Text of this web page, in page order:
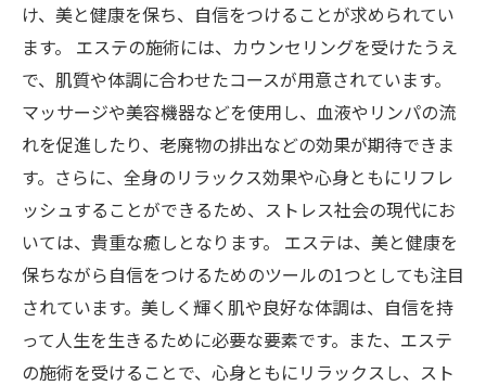
け、美と健康を保ち、自信をつけることが求められてい
ます。 エステの施術には、カウンセリングを受けたうえ
で、肌質や体調に合わせたコースが用意されています。
マッサージや美容機器などを使用し、血液やリンパの流
れを促進したり、老廃物の排出などの効果が期待できま
す。さらに、全身のリラックス効果や心身ともにリフレ
ッシュすることができるため、ストレス社会の現代にお
いては、貴重な癒しとなります。 エステは、美と健康を
保ちながら自信をつけるためのツールの1つとしても注目
されています。美しく輝く肌や良好な体調は、自信を持
って人生を生きるために必要な要素です。また、エステ
の施術を受けることで、心身ともにリラックスし、スト